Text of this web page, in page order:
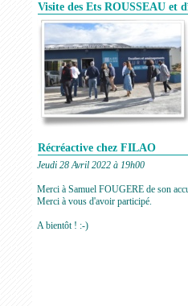
Visite des Ets ROUSSEAU et
Récréactive chez FILAO
Jeudi 28 Avril 2022 à 19h00
Merci à Samuel FOUGERE de son
Merci à vous d'avoir participé.
A bientôt ! :-)